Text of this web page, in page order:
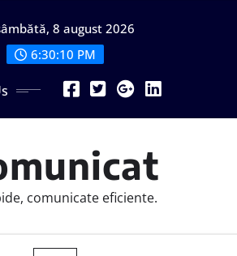
8 august 2026
6:30:11 PM
comunicate eficiente.